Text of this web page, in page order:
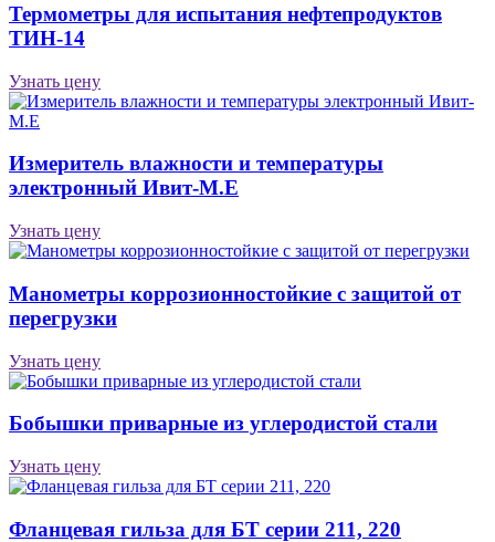
Термометры для испытания нефтепродуктов
ТИН-14
Узнать цену
Измеритель влажности и температуры
электронный Ивит-М.Е
Узнать цену
Манометры коррозионностойкие с защитой от
перегрузки
Узнать цену
Бобышки приварные из углеродистой стали
Узнать цену
Фланцевая гильза для БТ серии 211, 220